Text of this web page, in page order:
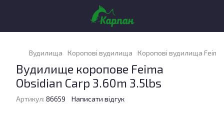
Вудилища Коропові вудилища Коропові вудилища Feima
Вудилище коропове Feima
Obsidian Carp 3.60m 3.5lbs
Артикул: 86659 Написати відгук